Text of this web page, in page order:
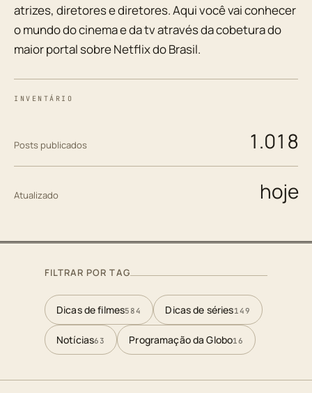
atrizes, diretores e diretores. Aqui você vai conhecer
o mundo do cinema e da tv através da cobetura do
maior portal sobre Netflix do Brasil.
INVENTÁRIO
Posts publicados 1.018
Atualizado hoje
FILTRAR POR TAG
Dicas de filmes584 Dicas de séries149
Notícias63 Programação da Globo16